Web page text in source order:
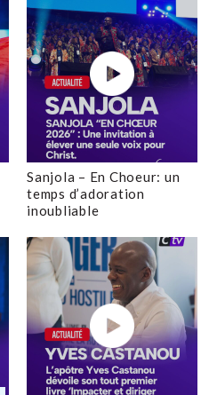
Sanjola – En Choeur: un
temps d’adoration
inoubliable